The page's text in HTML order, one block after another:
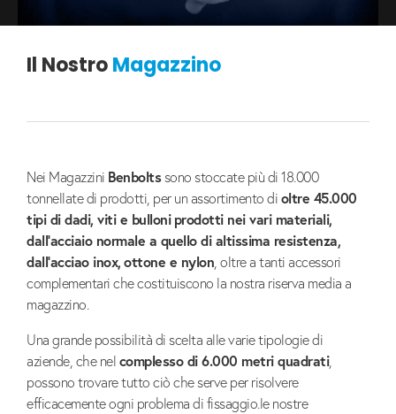
Il NostroMagazzino
Nei Magazzini Benboltssono stoccate più di 18.000
tonnellate di prodotti, per un assortimento di oltre 45.000
tipi di dadi, viti e bulloni prodotti nei vari materiali,
dall’acciaio normale a quello di altissima resistenza,
dall’acciao inox,ottone e nylon , oltre a tanti accessori
complementari che costituiscono la nostra riserva media a
magazzino.
Una grande possibilità di scelta alle varie tipologie di
aziende, che nel complesso di 6.000 metri quadrati,
possono trovare tutto ciò che serve per risolvere
efficacemente ogni problema di fissaggio.le nostre